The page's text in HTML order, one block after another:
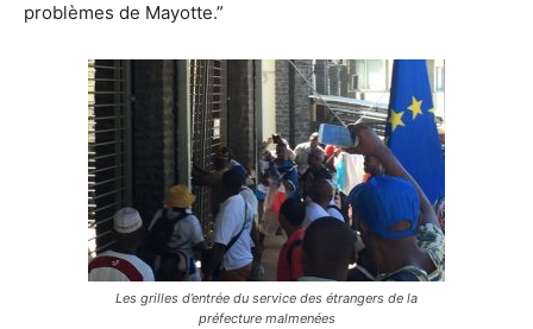
problèmes de Mayotte.”
Les grilles d’entrée du service des étrangers de la
préfecture malmenées